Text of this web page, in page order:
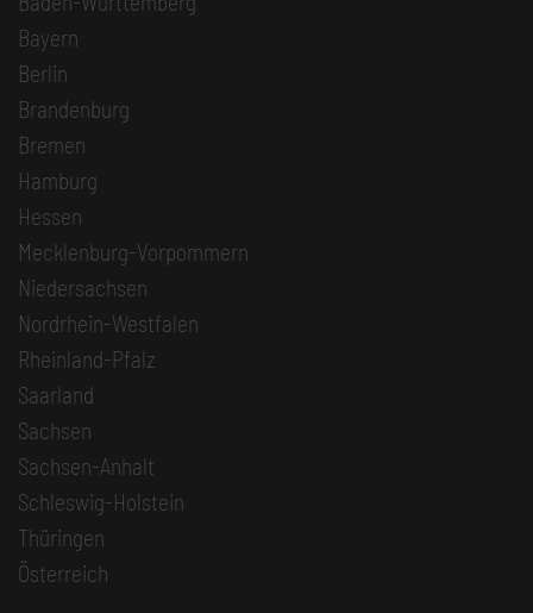
Bayern
Berlin
Brandenburg
Bremen
Hamburg
Hessen
Mecklenburg-Vorpommern
Niedersachsen
Nordrhein-Westfalen
Rheinland-Pfalz
Saarland
Sachsen
Sachsen-Anhalt
Schleswig-Holstein
Thüringen
Österreich